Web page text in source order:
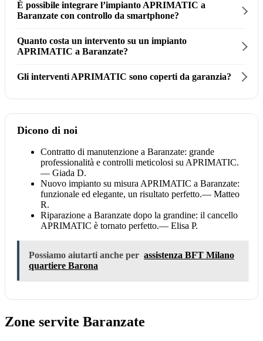
È possibile integrare l’impianto APRIMATIC a
Baranzate con controllo da smartphone?
Quanto costa un intervento su un impianto
APRIMATIC a Baranzate?
Gli interventi APRIMATIC sono coperti da garanzia?
Dicono di noi
Contratto di manutenzione a Baranzate: grande
professionalità e controlli meticolosi su APRIMATIC.
— Giada D.
Nuovo impianto su misura APRIMATIC a Baranzate:
funzionale ed elegante, un risultato perfetto.— Matteo
R.
Riparazione a Baranzate dopo la grandine: il cancello
APRIMATIC è tornato perfetto.— Elisa P.
Possiamo aiutarti anche per assistenza BFT Milano
quartiere Barona
Zone servite Baranzate